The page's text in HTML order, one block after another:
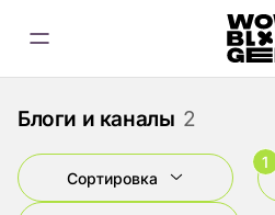
Блоги и каналы 2
Сортировка
1